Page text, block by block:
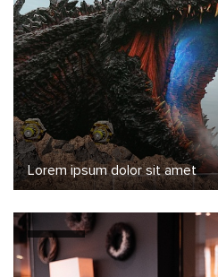
Lorem ipsum dolor sit amet